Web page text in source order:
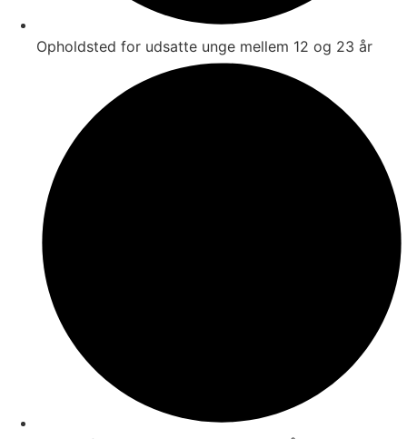
Opholdsted for udsatte unge mellem 12 og 23 år